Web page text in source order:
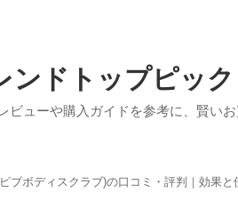
ンドトップピック
ューや購入ガイドを参考に、賢いお
ブボディスクラブ)の口コミ・評判｜効果